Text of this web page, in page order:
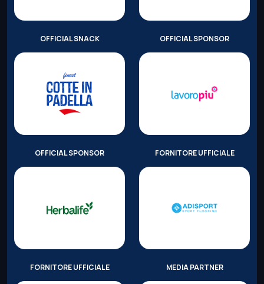
OFFICIAL SNACK OFFICIAL SPONSOR
OFFICIAL SPONSOR FORNITORE UFFICIALE
FORNITORE UFFICIALE MEDIA PARTNER